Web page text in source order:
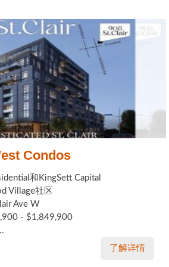
Condos
和KingSett Capital
Village社区
Ave W
- $1,849,900
了解详情